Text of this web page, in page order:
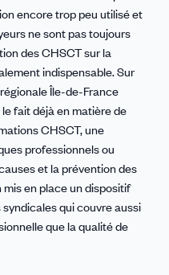
encore trop peu utilisé et
ne sont pas toujours
des CHSCT sur la
indispensable. Sur
régionale Île-de-France
fait déjà en matière de
CHSCT, une
professionnels ou
et la prévention des
en place un dispositif
qui couvre aussi
que la qualité de